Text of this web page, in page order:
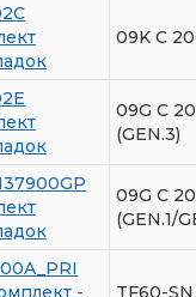
09K C
09G C
(GEN.3)
09G С
(GEN.1/
-
TF60-